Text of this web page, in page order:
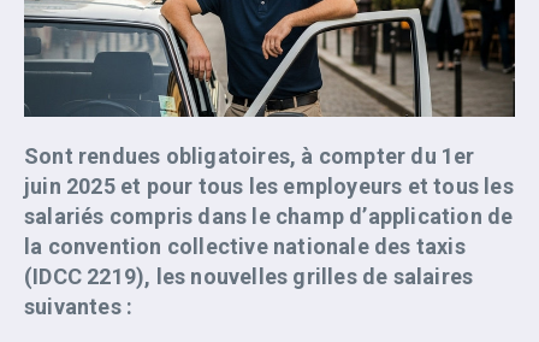
Sont rendues obligatoires, à compter du 1er
juin 2025 et pour tous les employeurs et tous les
salariés compris dans le champ d’application de
la convention collective nationale des taxis
(IDCC 2219), les nouvelles grilles de salaires
suivantes :